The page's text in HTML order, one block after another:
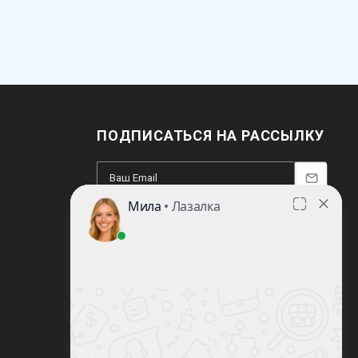
ПОДПИСАТЬСЯ НА РАССЫЛКУ
8 (812) 220-93-18